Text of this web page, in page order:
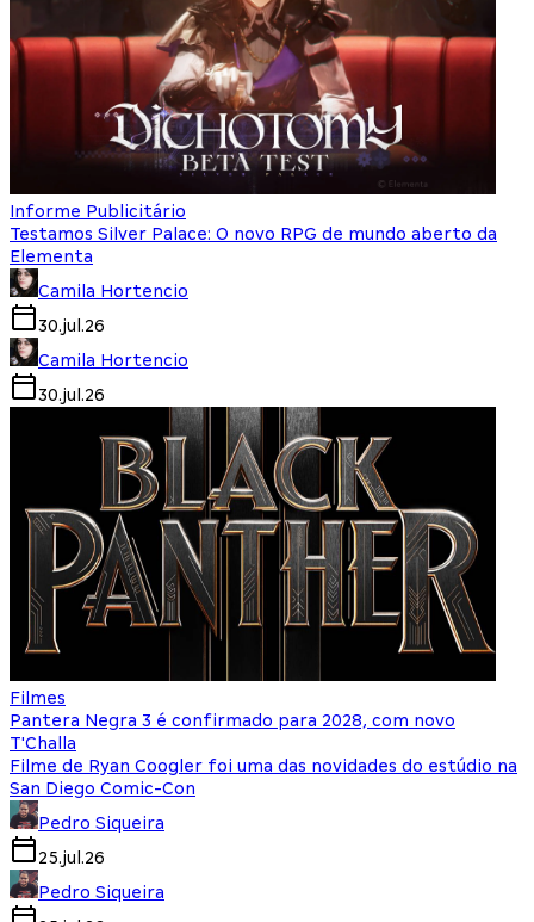
Informe Publicitário
Testamos Silver Palace: O novo RPG de mundo aberto da
Elementa
Camila Hortencio
30.jul.26
Camila Hortencio
30.jul.26
Filmes
Pantera Negra 3 é confirmado para 2028, com novo
T'Challa
Filme de Ryan Coogler foi uma das novidades do estúdio na
San Diego Comic-Con
Pedro Siqueira
25.jul.26
Pedro Siqueira